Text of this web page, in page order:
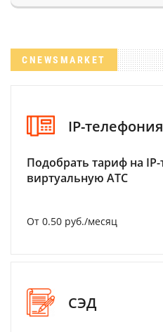
CNEWSMARKET
IP-телефония
Подобрать тариф на
виртуальную АТС
От 0.50 руб./месяц
СЭД